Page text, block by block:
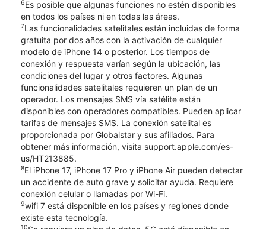
6Es posible que algunas funciones no estén disponibles
en todos los países ni en todas las áreas.
7Las funcionalidades satelitales están incluidas de forma
gratuita por dos años con la activación de cualquier
modelo de iPhone 14 o posterior. Los tiempos de
conexión y respuesta varían según la ubicación, las
condiciones del lugar y otros factores. Algunas
funcionalidades satelitales requieren un plan de un
operador. Los mensajes SMS vía satélite están
disponibles con operadores compatibles. Pueden aplicar
tarifas de mensajes SMS. La conexión satelital es
proporcionada por Globalstar y sus afiliados. Para
obtener más información, visita support.apple.com/es-
us/HT213885.
8El iPhone 17, iPhone 17 Pro y iPhone Air pueden detectar
un accidente de auto grave y solicitar ayuda. Requiere
conexión celular o llamadas por Wi-Fi.
9wifi 7 está disponible en los países y regiones donde
existe esta tecnología.
10